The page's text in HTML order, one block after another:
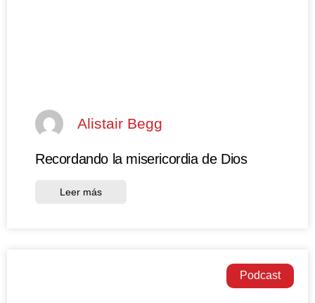
Alistair Begg
Recordando la misericordia de Dios
Leer más
Podcast